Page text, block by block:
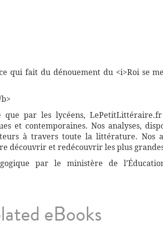
qui fait du dénouement du <i>Roi se
par les lycéens,
et contemporaines. Nos analyses,
à travers toute la littérature. Nos
découvrir et redécouvrir les plus
par le ministère de
eBooks